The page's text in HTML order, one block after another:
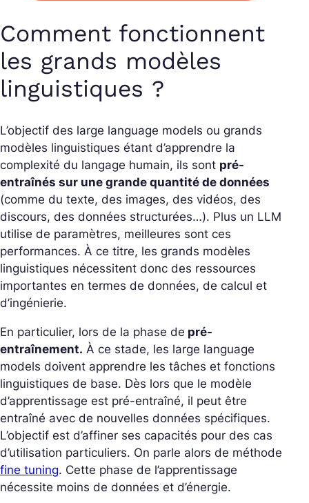
Comment fonctionnent
les grands modèles
linguistiques ?
L’objectif des large language models ou grands
modèles linguistiques étant d’apprendre la
complexité du langage humain, ils sont pré-
entraînés sur une grande quantité de données
(comme du texte, des images, des vidéos, des
discours, des données structurées…). Plus un LLM
utilise de paramètres, meilleures sont ces
performances. À ce titre, les grands modèles
linguistiques nécessitent donc des ressources
importantes en termes de données, de calcul et
d’ingénierie.
En particulier, lors de la phase de pré-
entraînement. À ce stade, les large language
models doivent apprendre les tâches et fonctions
linguistiques de base. Dès lors que le modèle
d’apprentissage est pré-entraîné, il peut être
entraîné avec de nouvelles données spécifiques.
L’objectif est d’affiner ses capacités pour des cas
d’utilisation particuliers. On parle alors de méthode
fine tuning. Cette phase de l’apprentissage
nécessite moins de données et d’énergie.